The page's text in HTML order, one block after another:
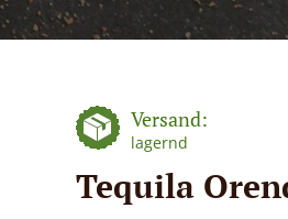
Versand:
lagernd
Tequila